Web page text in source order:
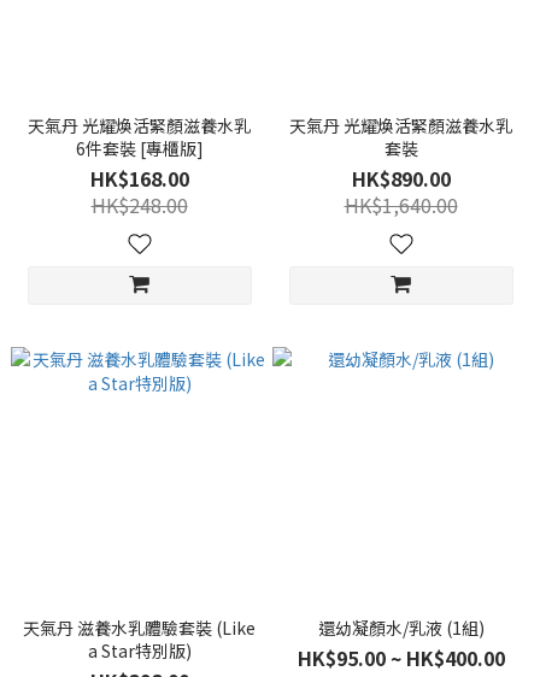
天氣丹 光耀煥活緊顏滋養水乳
6件套裝 [專櫃版]
HK$168.00
HK$248.00
天氣丹 光耀煥活緊顏滋養水乳
套裝
HK$890.00
HK$1,640.00
天氣丹 滋養水乳體驗套裝 (Like
a Star特別版)
還幼凝顏水/乳液 (1組)
HK$95.00 ~ HK$400.00